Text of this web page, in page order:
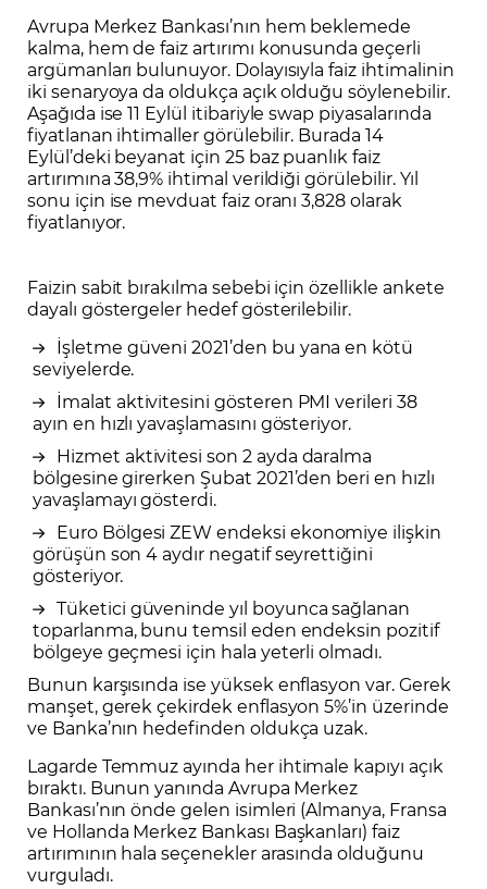
Avrupa Merkez Bankası’nın hem beklemede
kalma, hem de faiz artırımı konusunda geçerli
argümanları bulunuyor. Dolayısıyla faiz ihtimalinin
iki senaryoya da oldukça açık olduğu söylenebilir.
Aşağıda ise 11 Eylül itibariyle swap piyasalarında
fiyatlanan ihtimaller görülebilir. Burada 14
Eylül’deki beyanat için 25 baz puanlık faiz
artırımına 38,9% ihtimal verildiği görülebilir. Yıl
sonu için ise mevduat faiz oranı 3,828 olarak
fiyatlanıyor.
Faizin sabit bırakılma sebebi için özellikle ankete
dayalı göstergeler hedef gösterilebilir.
İşletme güveni 2021’den bu yana en kötü
seviyelerde.
İmalat aktivitesini gösteren PMI verileri 38
ayın en hızlı yavaşlamasını gösteriyor.
Hizmet aktivitesi son 2 ayda daralma
bölgesine girerken Şubat 2021’den beri en hızlı
yavaşlamayı gösterdi.
Euro Bölgesi ZEW endeksi ekonomiye ilişkin
görüşün son 4 aydır negatif seyrettiğini
gösteriyor.
Tüketici güveninde yıl boyunca sağlanan
toparlanma, bunu temsil eden endeksin pozitif
bölgeye geçmesi için hala yeterli olmadı.
Bunun karşısında ise yüksek enflasyon var. Gerek
manşet, gerek çekirdek enflasyon 5%’in üzerinde
ve Banka’nın hedefinden oldukça uzak.
Lagarde Temmuz ayında her ihtimale kapıyı açık
bıraktı. Bunun yanında Avrupa Merkez
Bankası’nın önde gelen isimleri (Almanya, Fransa
ve Hollanda Merkez Bankası Başkanları) faiz
artırımının hala seçenekler arasında olduğunu
vurguladı.